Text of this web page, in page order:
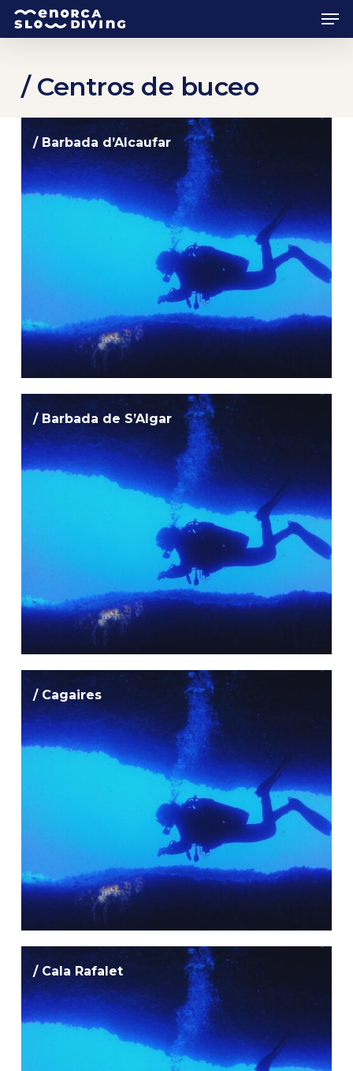
Skip
to
content
/ Centros de buceo
/ Barbada d’Alcaufar
/ Barbada de S’Algar
/ Cagaires
/ Cala Rafalet